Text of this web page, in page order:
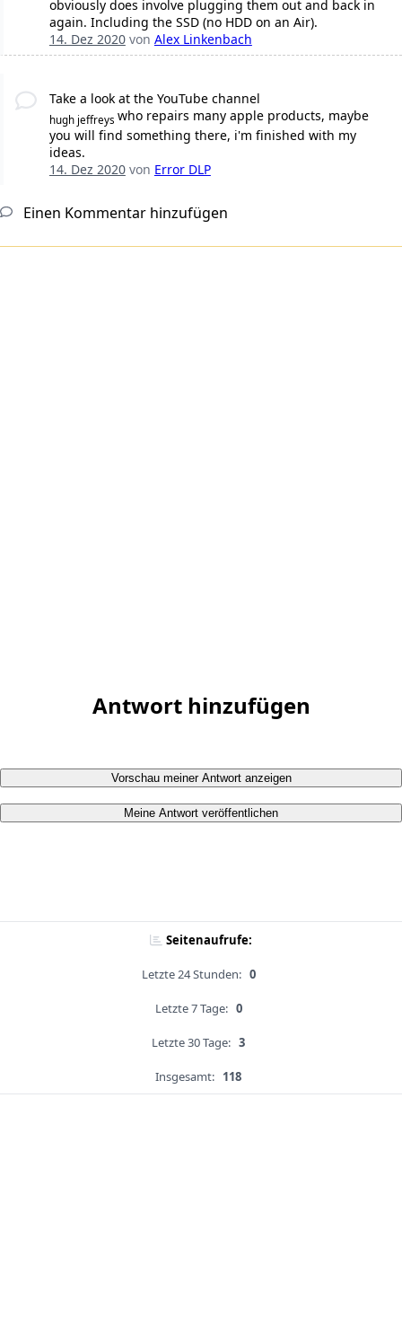
obviously does involve plugging them out and back in
again. Including the SSD (no HDD on an Air).
14. Dez 2020von Alex Linkenbach
Take a look at the YouTube channel
hugh jeffreys who repairs many apple products, maybe
you will find something there, i'm finished with my
ideas.
14. Dez 2020von Error DLP
Einen Kommentar hinzufügen
Antwort hinzufügen
Vorschau meiner Antwort anzeigen
Meine Antwort veröffentlichen
Seitenaufrufe:
Letzte 24 Stunden: 0
Letzte 7 Tage: 0
Letzte 30 Tage: 3
Insgesamt: 118